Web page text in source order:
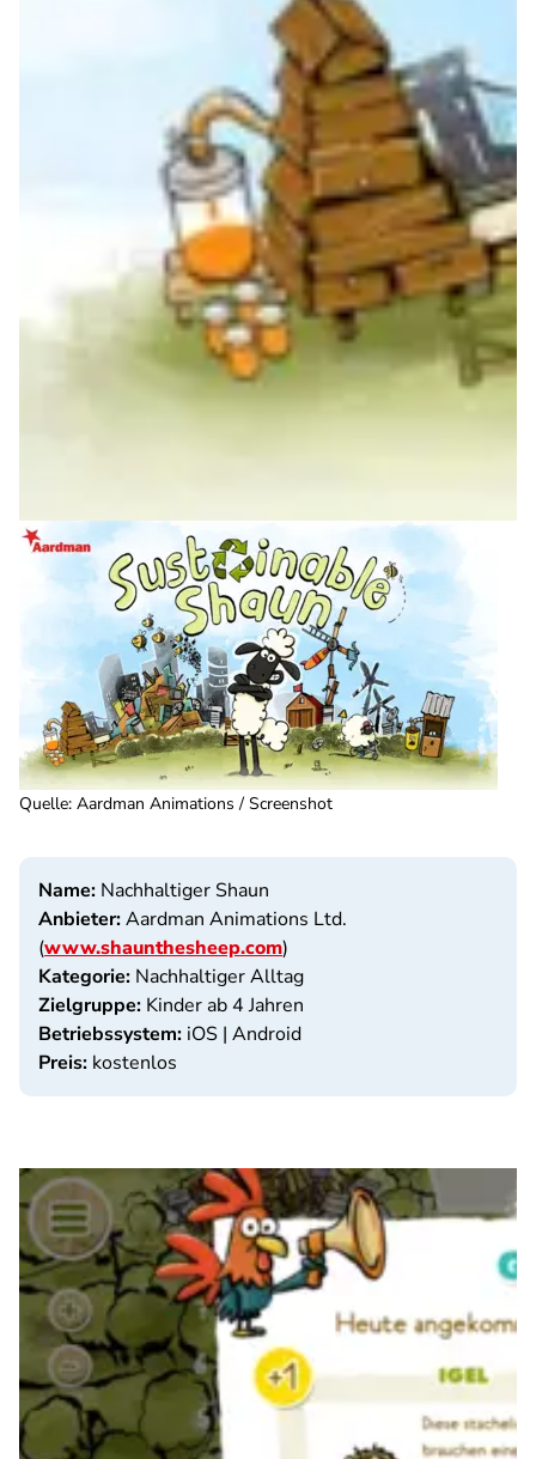
Quelle: Aardman Animations / Screenshot
Name: Nachhaltiger Shaun
Anbieter:Aardman Animations Ltd.
(www.shaunthesheep.com)
Kategorie: Nachhaltiger Alltag
Zielgruppe: Kinder ab 4 Jahren
Betriebssystem: iOS | Android
Preis: kostenlos